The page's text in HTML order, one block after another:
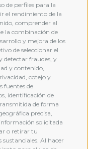
de perfiles para la
el rendimiento de la
comprender al
la combinación de
y mejora de los
de seleccionar el
detectar fraudes, y
y contenido,
cotejo y
fuentes de
identificación de
de forma
precisa,
solicitada
o retirar tu
Al hacer